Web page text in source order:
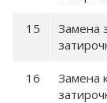
Замена
Замена